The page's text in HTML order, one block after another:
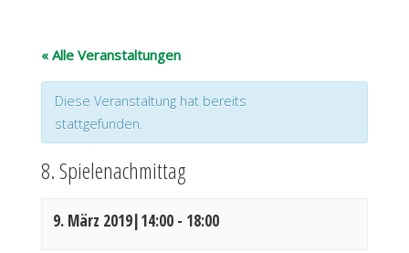
TEN
« Alle Veranstaltungen
Diese Veranstaltung hat bereits
stattgefunden.
8. Spielenachmittag
9. März 2019|14:00- 18:00